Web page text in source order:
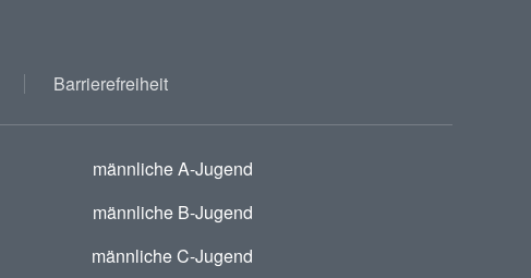
Barrierefreiheit
männliche A-Jugend
männliche B-Jugend
männliche C-Jugend